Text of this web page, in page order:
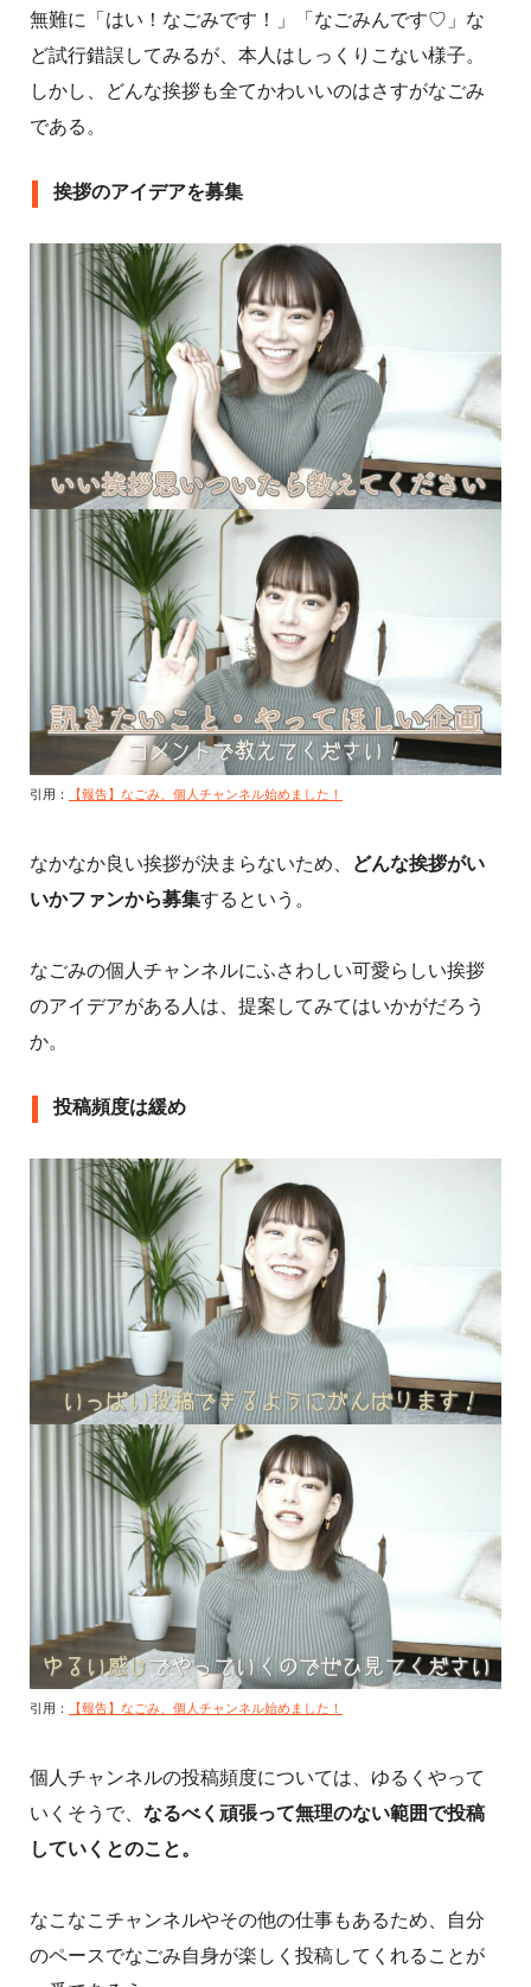
無難に「はい！なごみです！」「なごみんです♡」な
ど試行錯誤してみるが、本人はしっくりこない様子。
しかし、どんな挨拶も全てかわいいのはさすがなごみ
である。
挨拶のアイデアを募集
引用： 【報告】なごみ、個人チャンネル始めました！
なかなか良い挨拶が決まらないため、
どんな挨拶がい
いかファンから募集するという。
なごみの個人チャンネルにふさわしい可愛らしい挨拶
のアイデアがある人は、提案してみてはいかがだろう
か。
投稿頻度は緩め
引用： 【報告】なごみ、個人チャンネル始めました！
個人チャンネルの投稿頻度については、ゆるくやって
いくそうで、 なるべく頑張って無理のない範囲で投稿
していくとのこと。
なこなこチャンネルやその他の仕事もあるため、自分
のペースでなごみ自身が楽しく投稿してくれることが